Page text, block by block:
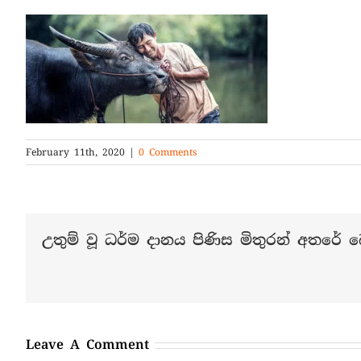
February 11th, 2020 | 0 Comments
උතුම් වූ ධර්ම දානය පිණිස මිතුරන් අතරේ
Leave A Comment